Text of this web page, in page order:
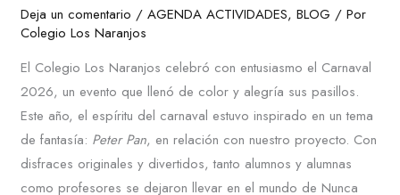
Deja un comentario /AGENDA ACTIVIDADES,BLOG / Por
Colegio Los Naranjos
El Colegio Los Naranjos celebró con entusiasmo el Carnaval
2026, un evento que llenó de color y alegría sus pasillos.
Este año, el espíritu del carnaval estuvo inspirado en un tema
de fantasía: Peter Pan, en relación con nuestro proyecto. Con
disfraces originales y divertidos, tanto alumnos y alumnas
como profesores se dejaron llevar en el mundo de Nunca